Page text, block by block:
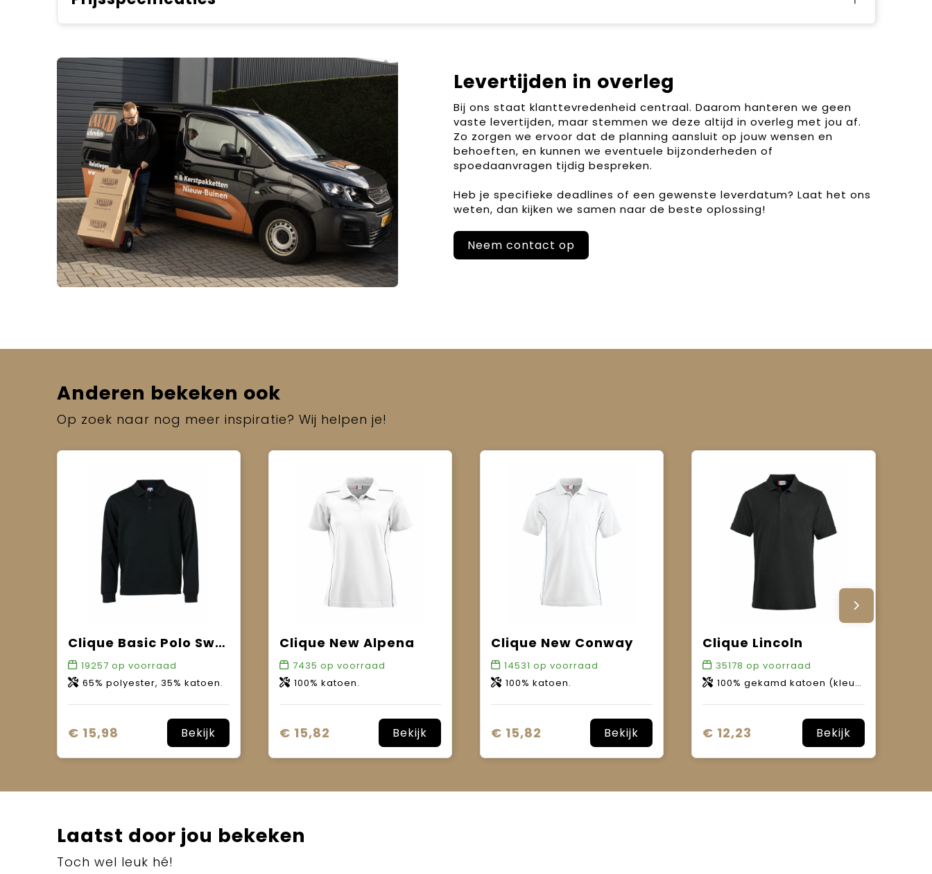
Levertijden in overleg
Bij ons staat klanttevredenheid centraal. Daarom hanteren we geen
vaste levertijden, maar stemmen we deze altijd in overleg met jou af.
Zo zorgen we ervoor dat de planning aansluit op jouw wensen en
behoeften, en kunnen we eventuele bijzonderheden of
spoedaanvragen tijdig bespreken.
Heb je specifieke deadlines of een gewenste leverdatum? Laat het ons
weten, dan kijken we samen naar de beste oplossing!
Neem contact op
Anderen bekeken ook
Op zoek naar nog meer inspiratie? Wij helpen je!
Clique Basic Polo Sweater
19257 op voorraad
65% polyester, 35% katoen.
€ 15,98 Bekijk
Clique New Alpena
7435 op voorraad
100% katoen.
€ 15,82 Bekijk
Clique New Conway
14531 op voorraad
100% katoen.
€ 15,82 Bekijk
Clique Lincoln
35178 op voorraad
100% gekamd katoen (kleur 95: 85% katoen, 15% viscose).
€ 12,23 Bekijk
Laatst door jou bekeken
Toch wel leuk hé!